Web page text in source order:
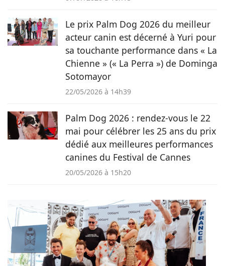
Le prix Palm Dog 2026 du meilleur
acteur canin est décerné à Yuri pour
sa touchante performance dans « La
Chienne » (« La Perra ») de Dominga
Sotomayor
22/05/2026 à 14h39
Palm Dog 2026 : rendez-vous le 22
mai pour célébrer les 25 ans du prix
dédié aux meilleures performances
canines du Festival de Cannes
20/05/2026 à 15h20